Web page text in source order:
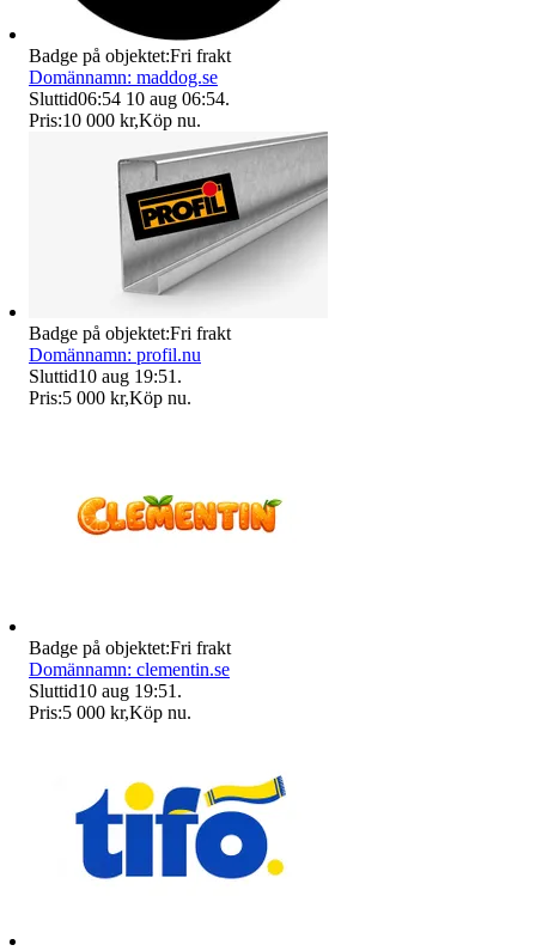
Badge på objektet:Fri frakt
Domännamn: maddog.se
Sluttid06:54 10 aug 06:54.
Pris:10 000 kr,Köp nu.
Badge på objektet:Fri frakt
Domännamn: profil.nu
Sluttid10 aug 19:51 .
Pris:5 000 kr,Köp nu.
Badge på objektet:Fri frakt
Domännamn: clementin.se
Sluttid10 aug 19:51 .
Pris:5 000 kr,Köp nu.